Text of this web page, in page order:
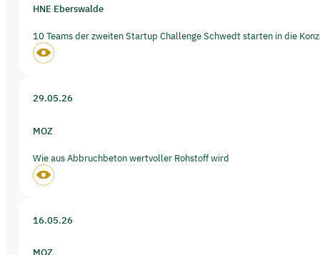
HNE Eberswalde
10 Teams der zweiten Startup Challenge Schwedt starten in die
29.05.26
MOZ
Wie aus Abbruchbeton wertvoller Rohstoff wird
16.05.26
MOZ